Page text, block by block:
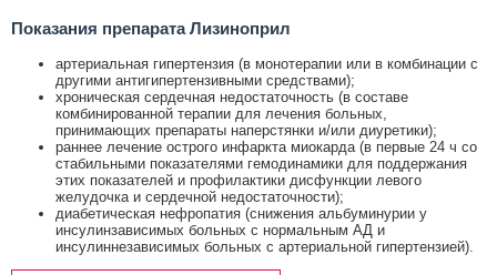
Показания препарата Лизиноприл
артериальная гипертензия (в монотерапии или в комбинации с
другими антигипертензивными средствами);
хроническая сердечная недостаточность (в составе
комбинированной терапии для лечения больных,
принимающих препараты наперстянки и/или диуретики);
раннее лечение острого инфаркта миокарда (в первые 24 ч со
стабильными показателями гемодинамики для поддержания
этих показателей и профилактики дисфункции левого
желудочка и сердечной недостаточности);
диабетическая нефропатия (снижения альбуминурии у
инсулинзависимых больных с нормальным АД и
инсулиннезависимых больных с артериальной гипертензией).